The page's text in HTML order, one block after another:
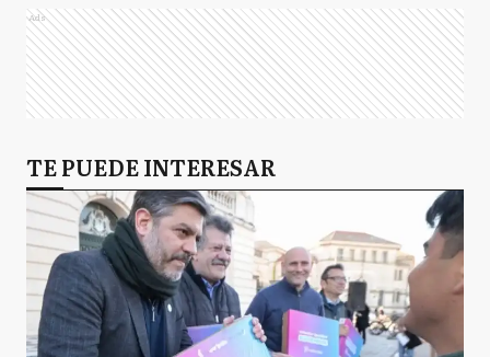
Ads
TE PUEDE INTERESAR